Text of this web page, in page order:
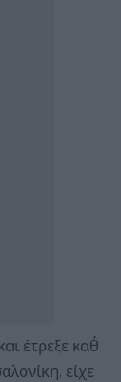
έτρεξε καθ΄
είχε